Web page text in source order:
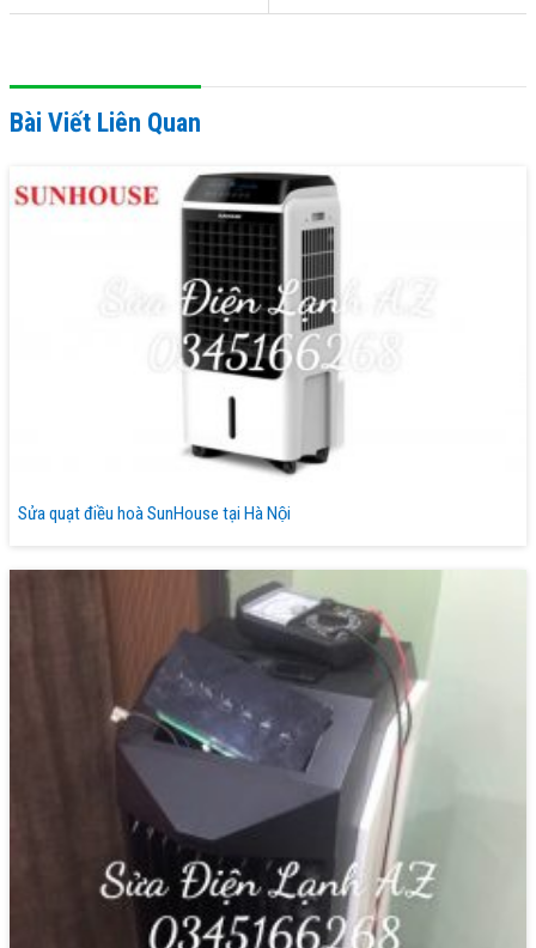
Bài Viết Liên Quan
Sửa quạt điều hoà SunHouse tại Hà Nội